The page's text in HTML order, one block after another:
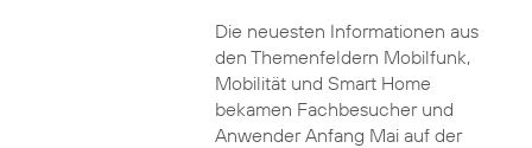
Die neuesten Informationen aus
den Themenfeldern Mobilfunk,
Mobilität und Smart Home
bekamen Fachbesucher und
Anwender Anfang Mai auf der